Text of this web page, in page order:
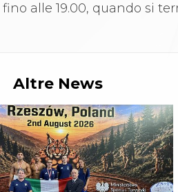
alle 19.00, quando si
Altre News